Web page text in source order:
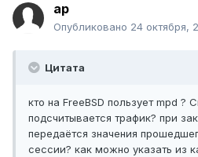
ap
Опубликовано 24 октября,
Цитата
кто на FreeBSD пользует mpd ?
подсчитывается трафик? при
передаётся значения
сессии? как можно указать из